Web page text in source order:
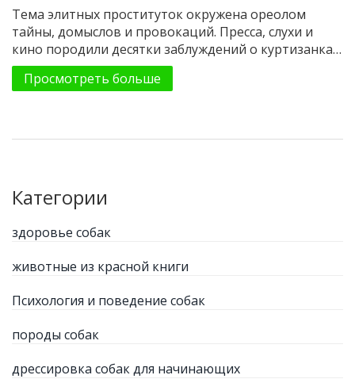
Тема элитных проституток окружена ореолом
тайны, домыслов и провокаций. Пресса, слухи и
кино породили десятки заблуждений о куртизанках
столицы. Важно отличать вымысел от фактов. Ниже
— честный разбор распространённых мифов,
Просмотреть больше
Категории
здоровье собак
животные из красной книги
Психология и поведение собак
породы собак
дрессировка собак для начинающих